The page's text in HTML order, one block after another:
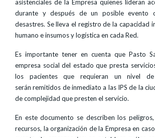
asistenciales de la Empresa quienes lideran
durante y después de un posible evento
desastres. Se lleva el registro de la capacidad
humano e insumos y logística en cada Red.
Es importante tener en cuenta que Pasto
empresa social del estado que presta
los pacientes que requieran un nivel
serán remitidos de inmediato a las IPS de la
de complejidad que presten el servicio.
En este documento se describen los
recursos, la organización de la Empresa en